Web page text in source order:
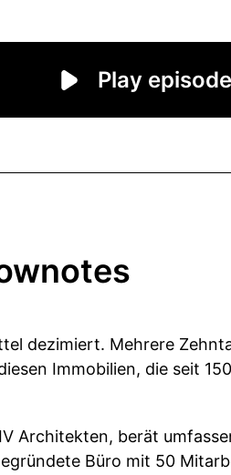
dezimiert. Mehrere
Immobilien, die seit
Architekten, berät
Büro mit 50